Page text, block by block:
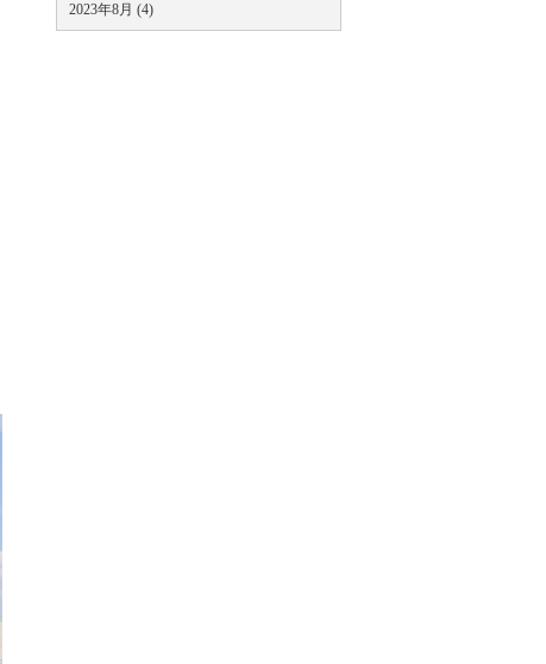
2023年8月 (4)